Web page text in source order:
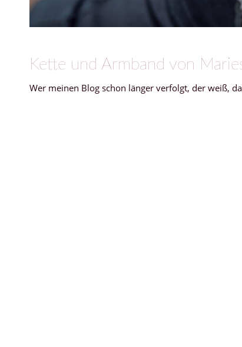
Kette und Armband von
Wer meinen Blog schon länger verfolgt, der weiß,